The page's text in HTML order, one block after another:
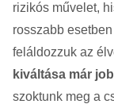
rizikós művelet,
rosszabb
feláldozzuk az
kiváltása már
szoktunk meg a